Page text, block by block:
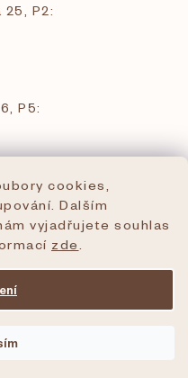
cookies,
Dalším
vyjadřujete souhlas
zde
25, P2:
P5: